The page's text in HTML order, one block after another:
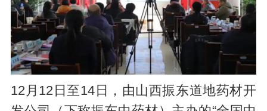
12月12日至14日，由山西振东道地药材开